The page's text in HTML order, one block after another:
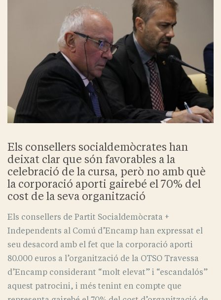
Els consellers socialdemòcrates han
deixat clar que són favorables a la
celebració de la cursa, però no amb què
la corporació aporti gairebé el 70% del
cost de la seva organització
Els consellers de Partit Socialdemòcrata +
Independents al Comú d’Encamp han expressat el
seu desacord amb el fet que la corporació aporti
80.000 euros a l’organització de la OTSO Travessa
d’Encamp considerant “molt elevat” i “escandalós”
aquest patrocini, i més tenint en compte que